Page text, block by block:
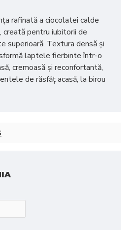
rafinată a ciocolatei calde
, creată pentru iubitorii de
superioară. Textura densă și
laptele fierbinte într-o
cremoasă și reconfortantă,
de răsfăț acasă, la birou